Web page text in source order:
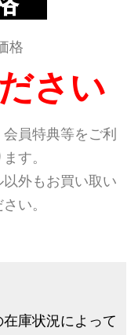
格
さい
員特典等をご利
す。
外もお買い取い
い。
庫状況によって